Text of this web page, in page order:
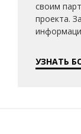
своим
проекта.
УЗНАТЬ